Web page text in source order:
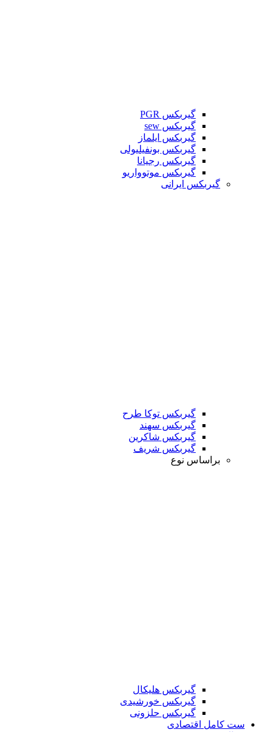
گیربکس PGR
گیربکس sew
گیربکس ایلماز
گیربکس بونفیلیولی
گیربکس رجیانا
گیربکس موتوواریو
گیربکس ایرانی
گیربکس توکا طرح
گیربکس سهند
گیربکس شاکرین
گیربکس شریف
براساس نوع
گیربکس هلیکال
گیربکس خورشیدی
گیربکس حلزونی
ست کامل اقتصادی